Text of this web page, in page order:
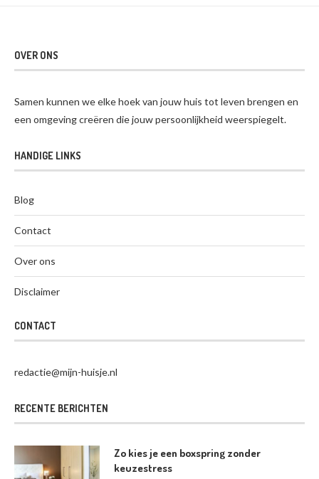
OVER ONS
Samen kunnen we elke hoek van jouw huis tot leven brengen en
een omgeving creëren die jouw persoonlijkheid weerspiegelt.
HANDIGE LINKS
Blog
Contact
Over ons
Disclaimer
CONTACT
redactie@mijn-huisje.nl
RECENTE BERICHTEN
Zo kies je een boxspring zonder
keuzestress